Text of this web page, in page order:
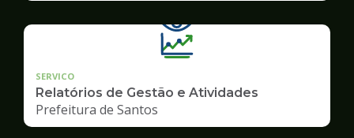
SERVICO
Relatórios de Gestão e Atividades
Prefeitura de Santos